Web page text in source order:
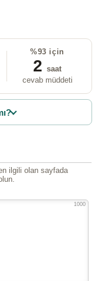
%93 için
2 saat
cevab müddeti
ilgili olan sayfada
1000